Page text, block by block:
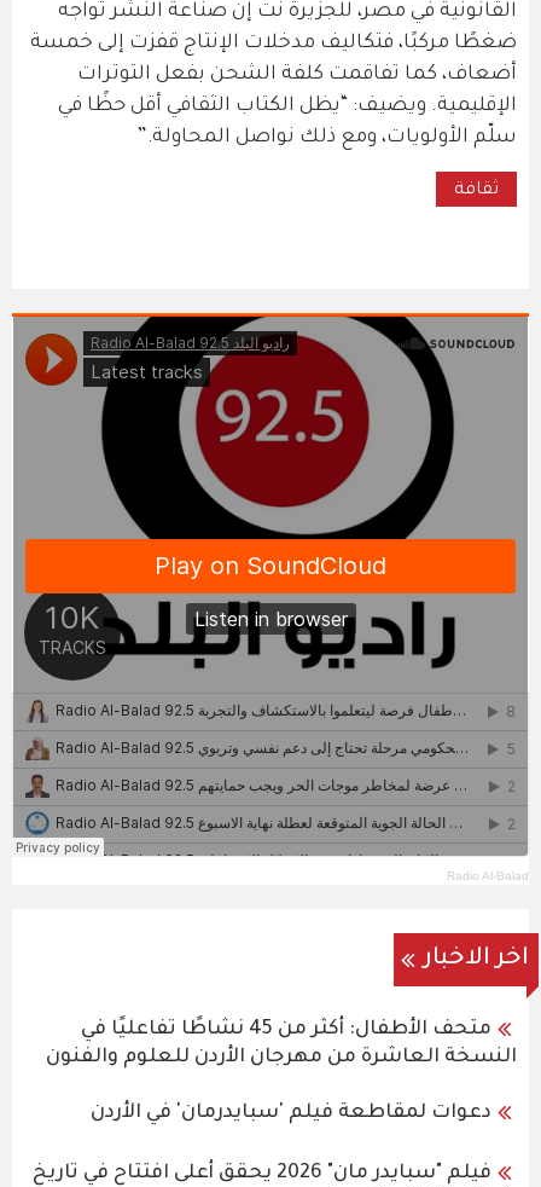
القانونية في مصر، للجزيرة نت إن صناعة النشر تواجه
ضغطًا مركبًا، فتكاليف مدخلات الإنتاج قفزت إلى خمسة
أضعاف، كما تفاقمت كلفة الشحن بفعل التوترات
الإقليمية. ويضيف: “يظل الكتاب الثقافي أقل حظًا في
سلّم الأولويات، ومع ذلك نواصل المحاولة.”
ثقافة
Radio Al-Balad
اخر الاخبار
متحف الأطفال: أكثر من 45 نشاطًا تفاعليًا في
النسخة العاشرة من مهرجان الأردن للعلوم والفنون
دعوات لمقاطعة فيلم 'سبايدرمان' في الأردن
فيلم "سبايدر مان" 2026 يحقق أعلى افتتاح في تاريخ